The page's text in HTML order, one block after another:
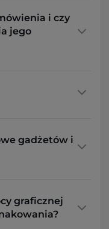
i czy
jego
gadżetów i
graficznej